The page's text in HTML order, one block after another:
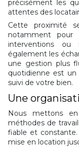
précisément les
attentes des
Cette proximité
notamment pour
interventions
également les
une gestion plus
quotidienne est
suivi de votre bien.
Une
Nous mettons
méthodes de
fiable et
mise en location